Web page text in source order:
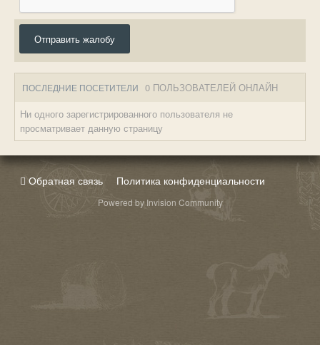
Отправить жалобу
ПОСЛЕДНИЕ ПОСЕТИТЕЛИ 0 ПОЛЬЗОВАТЕЛЕЙ ОНЛАЙН
Ни одного зарегистрированного пользователя не
просматривает данную страницу
Обратная связь Политика конфиденциальности
Powered by Invision Community